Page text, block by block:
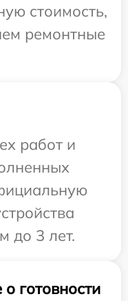
стоимость,
ремонтные
работ и
до 3 лет.
готовности